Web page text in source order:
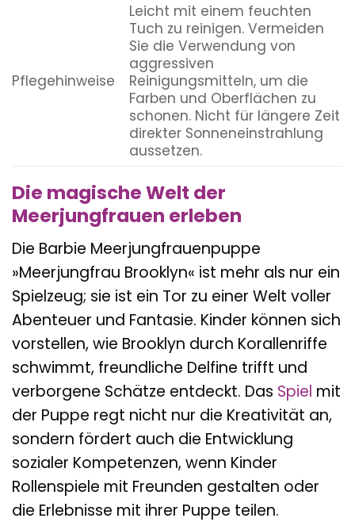
Pflegehinweise
Leicht mit einem feuchten
Tuch zu reinigen. Vermeiden
Sie die Verwendung von
aggressiven
Reinigungsmitteln, um die
Farben und Oberflächen zu
schonen. Nicht für längere Zeit
direkter Sonneneinstrahlung
aussetzen.
Die magische Welt der
Meerjungfrauen erleben
Die Barbie Meerjungfrauenpuppe
»Meerjungfrau Brooklyn« ist mehr als nur ein
Spielzeug; sie ist ein Tor zu einer Welt voller
Abenteuer und Fantasie. Kinder können sich
vorstellen, wie Brooklyn durch Korallenriffe
schwimmt, freundliche Delfine trifft und
verborgene Schätze entdeckt. Das Spiel mit
der Puppe regt nicht nur die Kreativität an,
sondern fördert auch die Entwicklung
sozialer Kompetenzen, wenn Kinder
Rollenspiele mit Freunden gestalten oder
die Erlebnisse mit ihrer Puppe teilen.